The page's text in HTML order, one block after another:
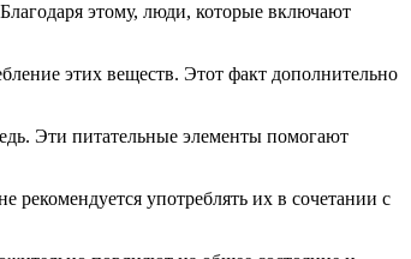
этому, люди, которые включают
этих веществ. Этот факт дополнительно
Эти питательные элементы помогают
употреблять их в сочетании с